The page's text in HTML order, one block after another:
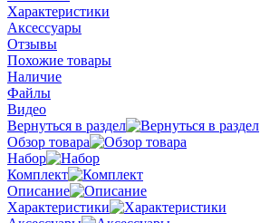
Характеристики
Аксессуары
Отзывы
Похожие товары
Наличие
Файлы
Видео
Вернуться в раздел
Обзор товара
Набор
Комплект
Описание
Характеристики